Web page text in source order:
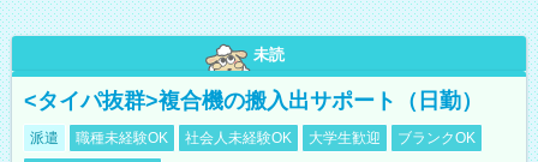
未読
<タイパ抜群>複合機の搬入出サポート（日勤）
派遣 職種未経験OK 社会人未経験OK 大学生歓迎
ブランクOK